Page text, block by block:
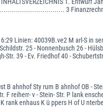
3
Linien: 40039B.ve2 M arl-S in
25 - Nonnenbusch 26 -
Str. 39 - Ev. Friedhof 40 -
B ahnhof Sty rum B ahnhof OB -
F reiherr- v - Stein- Str. P lank
rank enhaus K ü ppers H of U